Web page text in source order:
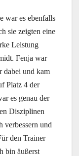
war es ebenfalls
sie zeigten eine
Leistung
Fenja war
dabei und kam
Platz 4 der
es genau der
Disziplinen
verbessern und
den Trainer
bin äußerst